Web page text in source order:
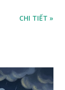
CHI TIẾT »